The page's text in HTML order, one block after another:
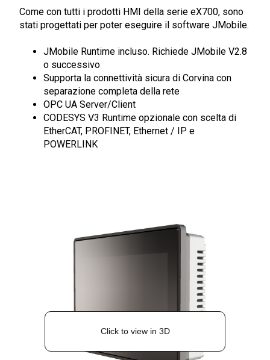
Come con tutti i prodotti HMI della serie eX700, sono
stati progettati per poter eseguire il software JMobile.
JMobile Runtime incluso. Richiede JMobile V2.8
o successivo
Supporta la connettività sicura di Corvina con
separazione completa della rete
OPC UA Server/Client
CODESYS V3 Runtime opzionale con scelta di
EtherCAT, PROFINET, Ethernet / IP e
POWERLINK